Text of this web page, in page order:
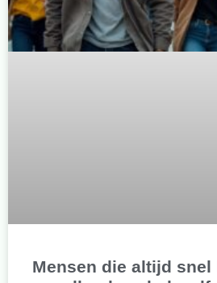
Mensen die altijd snel